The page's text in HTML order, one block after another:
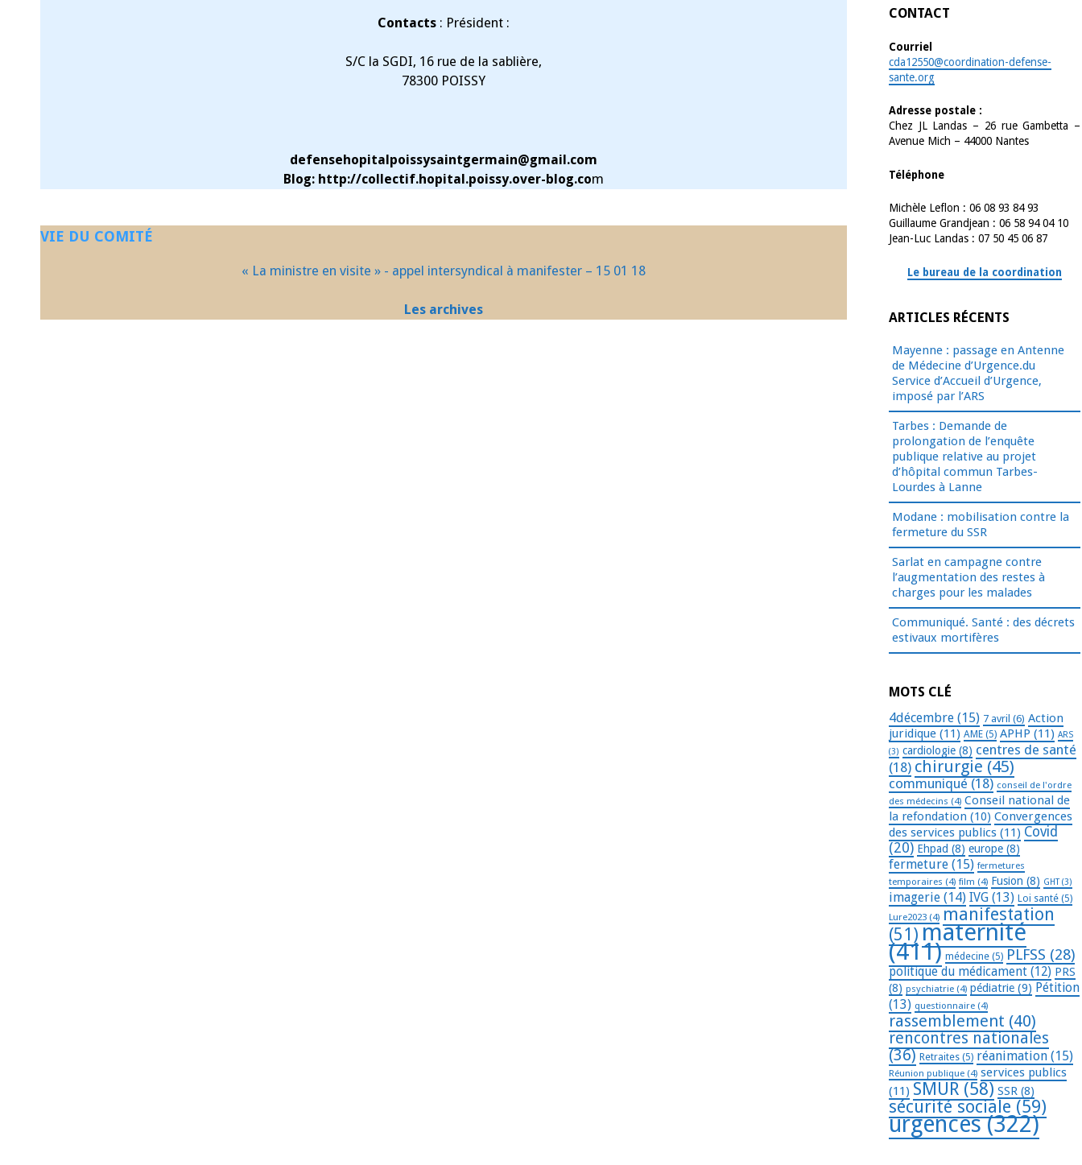
Contacts : Président :
S/C la SGDI, 16 rue de la sablière,
78300 POISSY
defensehopitalpoissysaintgermain@gmail.com
Blog: http://collectif.hopital.poissy.over-blog.com
VIE DU COMITÉ
« La ministre en visite » - appel intersyndical à manifester – 15 01 18
Les archives
CONTACT
Courriel
cda12550@coordination-defense-
sante.org
Adresse postale :
Chez JL Landas – 26 rue Gambetta –
Avenue Mich – 44000 Nantes
Téléphone
Michèle Leflon : 06 08 93 84 93
Guillaume Grandjean : 06 58 94 04 10
Jean-Luc Landas : 07 50 45 06 87
Le bureau de la coordination
ARTICLES RÉCENTS
Mayenne : passage en Antenne
de Médecine d’Urgence.du
Service d’Accueil d’Urgence,
imposé par l’ARS
Tarbes : Demande de
prolongation de l’enquête
publique relative au projet
d’hôpital commun Tarbes-
Lourdes à Lanne
Modane : mobilisation contre la
fermeture du SSR
Sarlat en campagne contre
l’augmentation des restes à
charges pour les malades
Communiqué. Santé : des décrets
estivaux mortifères
MOTS CLÉ
4décembre (15) 7 avril (6) Action
juridique (11) AME (5) APHP (11) ARS
(3) cardiologie (8) centres de santé
(18) chirurgie (45)
communiqué (18) conseil de l'ordre
des médecins (4) Conseil national de
la refondation (10) Convergences
des services publics (11) Covid
(20) Ehpad (8) europe (8)
fermeture (15) fermetures
temporaires (4) film (4) Fusion (8) GHT(3)
imagerie (14) IVG (13) Loi santé (5)
Lure2023 (4) manifestation
(51) maternité
(411) médecine (5) PLFSS (28)
politique du médicament (12) PRS
(8) psychiatrie (4) pédiatrie (9) Pétition
(13) questionnaire (4)
rassemblement (40)
rencontres nationales
(36) Retraites (5) réanimation (15)
Réunion publique (4) services publics
(11) SMUR (58) SSR (8)
sécurité sociale (59)
urgences(322)